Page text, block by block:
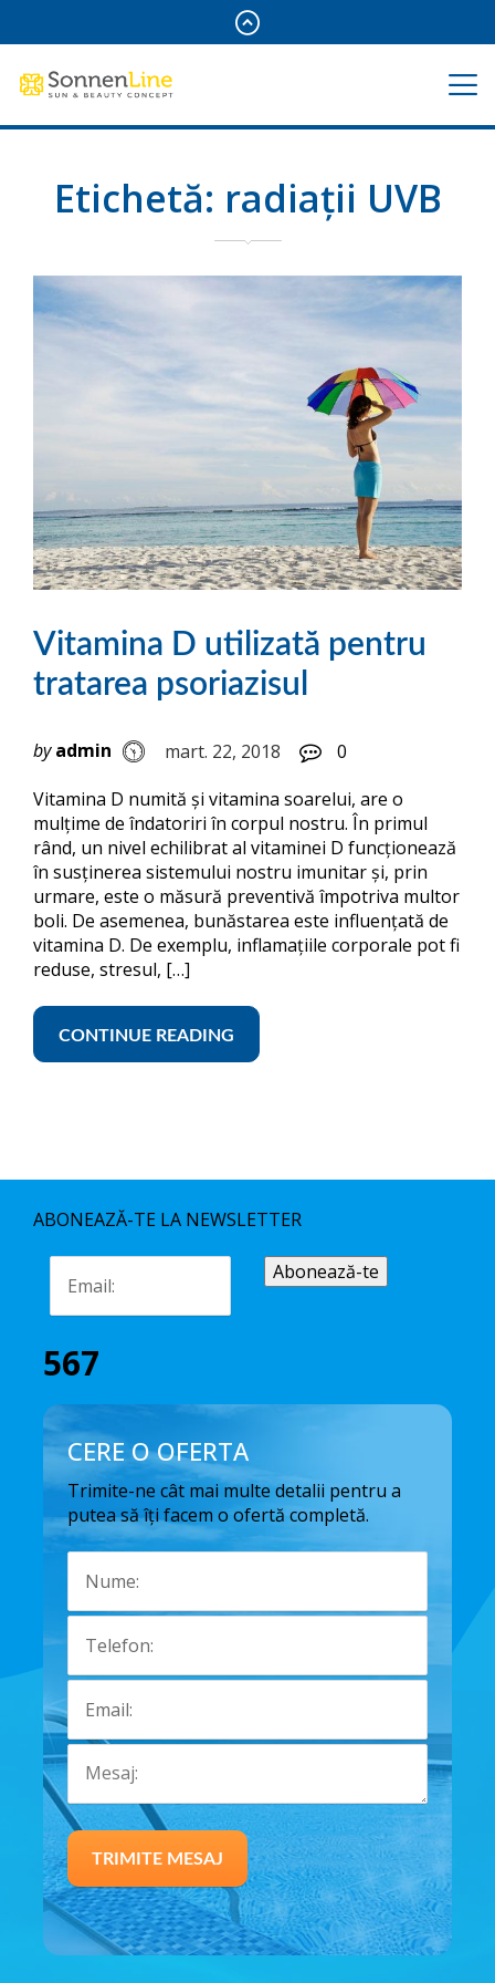
Etichetă: radiații UVB
Vitamina D utilizată pentru
tratarea psoriazisul
by admin mart. 22, 2018
0
Vitamina D numită și vitamina soarelui, are o
mulțime de îndatoriri în corpul nostru. În primul
rând, un nivel echilibrat al vitaminei D funcționează
în susținerea sistemului nostru imunitar și, prin
urmare, este o măsură preventivă împotriva multor
boli. De asemenea, bunăstarea este influențată de
vitamina D. De exemplu, inflamațiile corporale pot fi
reduse, stresul, […]
CONTINUE READING
ABONEAZĂ-TE LA NEWSLETTER
567
CERE O OFERTA
Trimite-ne cât mai multe detalii pentru a
putea să îți facem o ofertă completă.